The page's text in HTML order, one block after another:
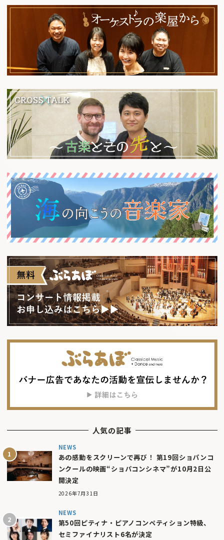
人気の記事
NEWS
あの感動をスクリーンで再び！ 第19回ショパンコ
ンクールの映画“ショパコンシネマ”が10月2日公
開決定
2026年7月31日
NEWS
第50回ピティナ・ピアノコンペティション特級、
セミファイナリスト6名が決定